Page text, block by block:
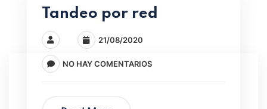
Tandeo por red
21/08/2020
NO HAY COMENTARIOS